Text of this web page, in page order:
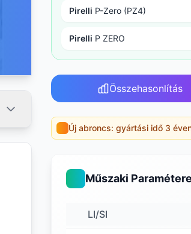
Pirelli P-Zero (PZ4)
Pirelli P ZERO
Összehasonlítás
Új abroncs: gyártási idő 3
Műszaki
LI/SI